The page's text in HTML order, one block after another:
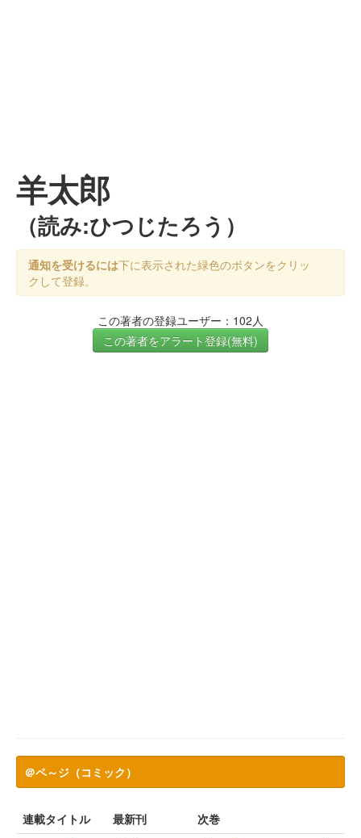
羊太郎
（読み:ひつじたろう）
通知を受けるには下に表示された緑色のボタンをクリッ
クして登録。
この著者の登録ユーザー：102人
この著者をアラート登録(無料)
＠ペ～ジ（コミック）
連載タイトル 最新刊
次巻